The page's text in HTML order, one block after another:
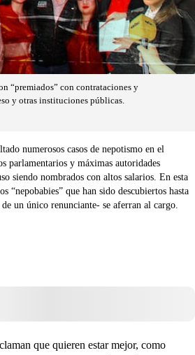
“premiados” con contrataciones y
y otras instituciones públicas.
numerosos casos de nepotismo en el
parlamentarios y máximas autoridades
siendo nombrados con altos salarios. En esta
“nepobabies” que han sido descubiertos hasta
un único renunciante- se aferran al cargo.
que quieren estar mejor, como